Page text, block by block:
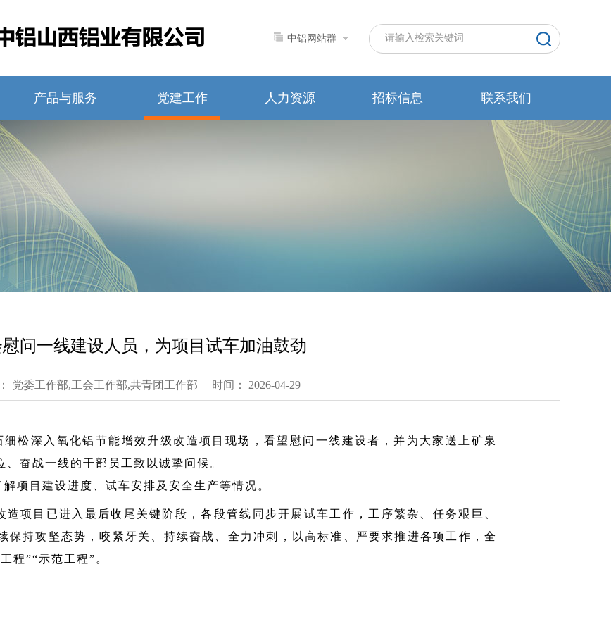
中铝网站群
产品与服务 党建工作 人力资源 招标信息 联系我们
问一线建设人员，为项目试车加油鼓劲
党委工作部,工会工作部,共青团工作部 时间： 2026-04-29
松深入氧化铝节能增效升级改造项目现场，看望慰问一线建设者，并为大家送上矿泉
奋战一线的干部员工致以诚挚问候。
项目 建设进度、试车安排及安全生产等情况。
项目已进入最后收尾关键阶段，各段管线同步开展试车工作，工序繁杂、任务艰巨、
保持攻坚态势，咬紧牙关、持续奋战、全力冲刺，以高标准、严要求推进各项工作，全
程”“示范工程”。